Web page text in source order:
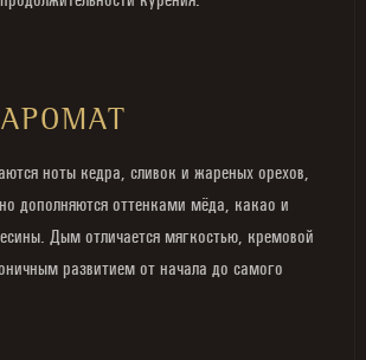
ноты кедра, сливок и жареных орехов,
дополняются оттенками мёда, какао и
Дым отличается мягкостью, кремовой
развитием от начала до самого